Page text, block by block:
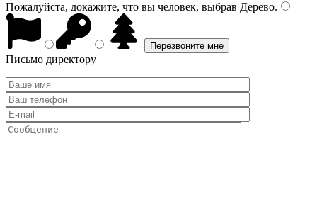
Пожалуйста, докажите, что вы человек, выбрав Дерево.
Письмо директору